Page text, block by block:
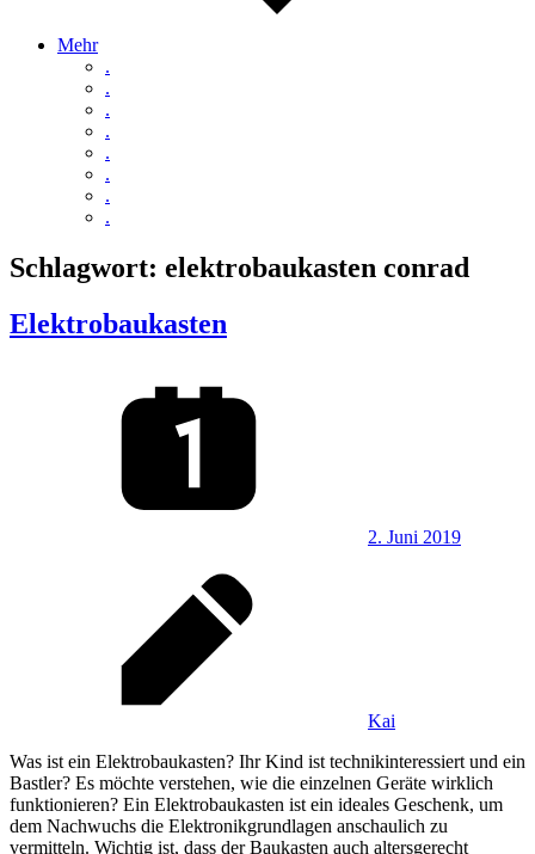
Mehr
.
.
.
.
.
.
.
.
Schlagwort: elektrobaukasten conrad
Elektrobaukasten
2. Juni 2019
Kai
Was ist ein Elektrobaukasten? Ihr Kind ist technikinteressiert und ein
Bastler? Es möchte verstehen, wie die einzelnen Geräte wirklich
funktionieren? Ein Elektrobaukasten ist ein ideales Geschenk, um
dem Nachwuchs die Elektronikgrundlagen anschaulich zu
vermitteln. Wichtig ist, dass der Baukasten auch altersgerecht